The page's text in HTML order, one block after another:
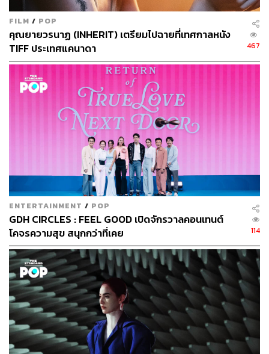
FILM / POP
คุณยายวรนาฏ (INHERIT) เตรียมไปฉายที่เทศกาลหนัง
TIFF ประเทศแคนาดา
467
ENTERTAINMENT / POP
GDH CIRCLES : FEEL GOOD เปิดจักรวาลคอนเทนต์
โคจรความสุข สนุกกว่าที่เคย
114